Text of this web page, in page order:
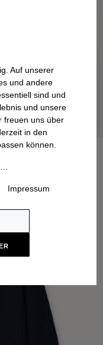
Auf unserer
und andere
sind und
und unsere
freuen uns über
in den
können.
Impressum